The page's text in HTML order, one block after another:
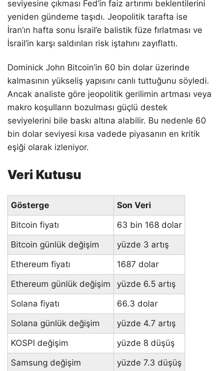
seviyesine çıkması Fed’in faiz artırımı beklentilerini
yeniden gündeme taşıdı. Jeopolitik tarafta ise
İran’ın hafta sonu İsrail’e balistik füze fırlatması ve
İsrail’in karşı saldırıları risk iştahını zayıflattı.
Dominick John Bitcoin’in 60 bin dolar üzerinde
kalmasının yükseliş yapısını canlı tuttuğunu söyledi.
Ancak analiste göre jeopolitik gerilimin artması veya
makro koşulların bozulması güçlü destek
seviyelerini bile baskı altına alabilir. Bu nedenle 60
bin dolar seviyesi kısa vadede piyasanın en kritik
eşiği olarak izleniyor.
Veri Kutusu
Gösterge
Son Veri
Bitcoin fiyatı
63 bin 168 dolar
Bitcoin günlük değişim
yüzde 3 artış
Ethereum fiyatı
1687 dolar
Ethereum günlük değişim
yüzde 6.5 artış
Solana fiyatı
66.3 dolar
Solana günlük değişim
yüzde 4.7 artış
KOSPI değişim
yüzde 8 düşüş
Samsung değişim
yüzde 7.3 düşüş